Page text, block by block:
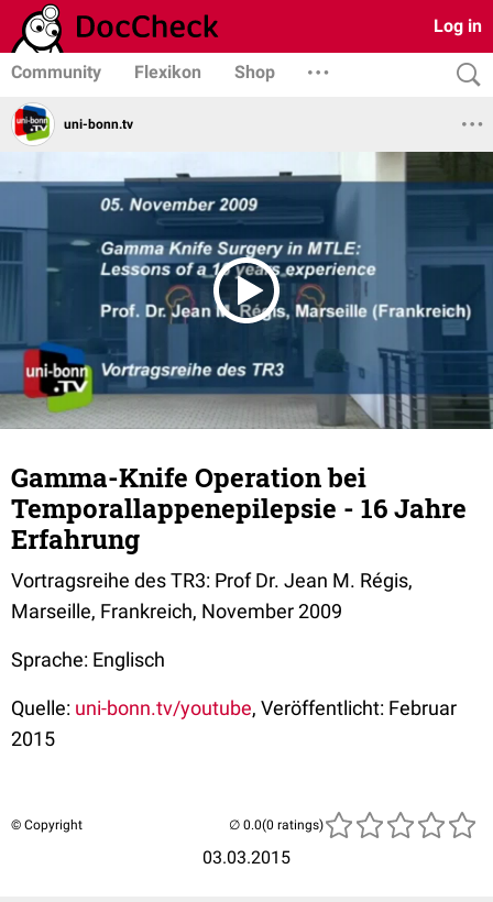
Log in
Community Flexikon Shop
uni-bonn.tv
Gamma-Knife Operation bei
Temporallappenepilepsie - 16 Jahre
Erfahrung
Vortragsreihe des TR3: Prof Dr. Jean M. Régis,
Marseille, Frankreich, November 2009
Sprache: Englisch
Quelle: uni-bonn.tv/youtube, Veröffentlicht: Februar
2015
© Copyright
03.03.2015
(0 ratings)